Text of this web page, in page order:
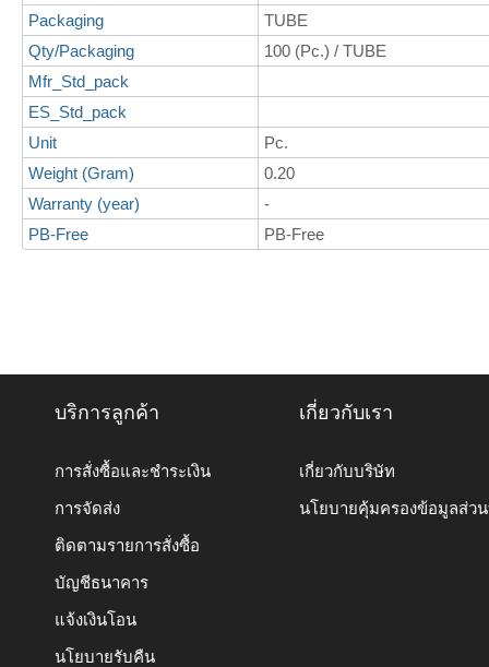
Packaging
TUBE
Qty/Packaging
100 (Pc.) / TUBE
Mfr_Std_pack
ES_Std_pack
Unit
Pc.
Weight (Gram)
0.20
Warranty (year)
-
PB-Free
PB-Free
บริการลูกค้า
การสั่งซื้อและชำระเงิน
การจัดส่ง
ติดตามรายการสั่งซื้อ
บัญชีธนาคาร
แจ้งเงินโอน
นโยบายรับคืน
เกี่ยวกับเรา
เกี่ยวกับบริษัท
นโยบายคุ้มครองข้อมูลส่ว